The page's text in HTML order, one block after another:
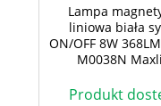
Lampa
liniowa biała
ON/OFF 8W
M0038N
Produkt